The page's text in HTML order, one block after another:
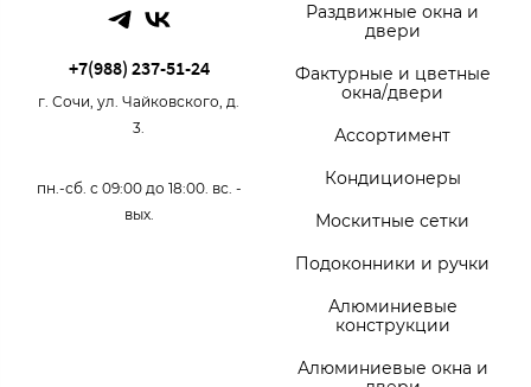
+7(988) 237-51-24
г. Сочи, ул. Чайковского, д.
3.
пн.-сб. с 09:00 до 18:00. вс. -
вых.
Раздвижные окна и
двери
Фактурные и цветные
окна/двери
Ассортимент
Кондиционеры
Москитные сетки
Подоконники и ручки
Алюминиевые
конструкции
Алюминиевые окна и